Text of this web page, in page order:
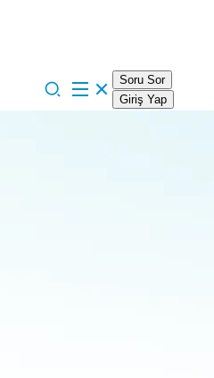
Soru Sor
Giriş Yap